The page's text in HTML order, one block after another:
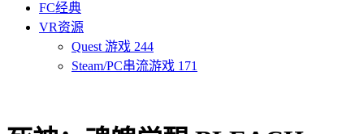
FC经典
VR资源
Quest 游戏 244
Steam/PC串流游戏 171